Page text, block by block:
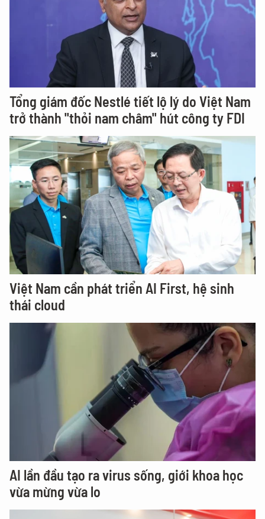
Tổng giám đốc Nestlé tiết lộ lý do Việt Nam
trở thành "thỏi nam châm" hút công ty FDI
Việt Nam cần phát triển AI First, hệ sinh
thái cloud
AI lần đầu tạo ra virus sống, giới khoa học
vừa mừng vừa lo